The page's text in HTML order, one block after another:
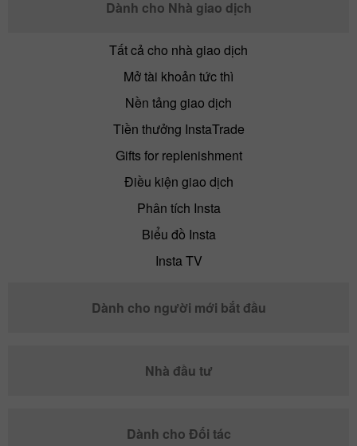
Dành cho Nhà giao dịch
Tất cả cho nhà giao dịch
Mở tài khoản tức thì
Nền tảng giao dịch
Tiền thưởng InstaTrade
Gifts for replenishment
Điều kiện giao dịch
Phân tích Insta
Biểu đồ Insta
Insta TV
Dành cho người mới bắt đầu
Nhà đầu tư
Dành cho Đối tác